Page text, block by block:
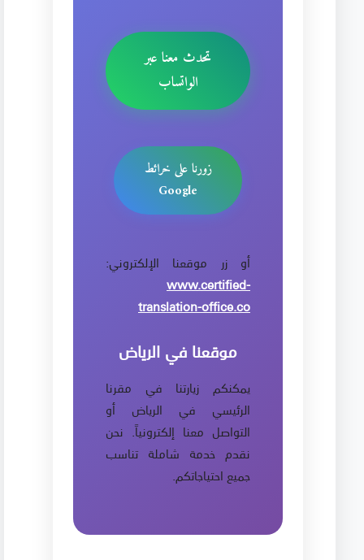
تحدث معنا عبر
الواتساب
زورنا على خرائط
Google
أو زر موقعنا الإلكتروني:
www.certified-
translation-office.co
موقعنا في الرياض
يمكنكم زيارتنا في مقرنا
الرئيسي في الرياض أو
التواصل معنا إلكترونياً. نحن
نقدم خدمة شاملة تناسب
جميع احتياجاتكم.